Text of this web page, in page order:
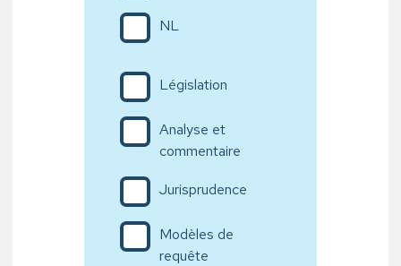
NL
Législation
Analyse et
commentaire
Jurisprudence
Modèles de
requête